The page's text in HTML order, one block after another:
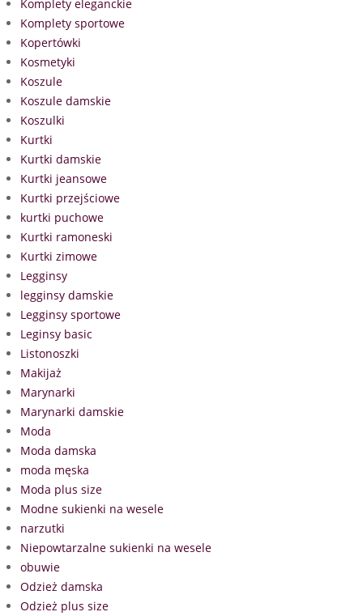
Komplety eleganckie
Komplety sportowe
Kopertówki
Kosmetyki
Koszule
Koszule damskie
Koszulki
Kurtki
Kurtki damskie
Kurtki jeansowe
Kurtki przejściowe
kurtki puchowe
Kurtki ramoneski
Kurtki zimowe
Legginsy
legginsy damskie
Legginsy sportowe
Leginsy basic
Listonoszki
Makijaż
Marynarki
Marynarki damskie
Moda
Moda damska
moda męska
Moda plus size
Modne sukienki na wesele
narzutki
Niepowtarzalne sukienki na wesele
obuwie
Odzież damska
Odzież plus size